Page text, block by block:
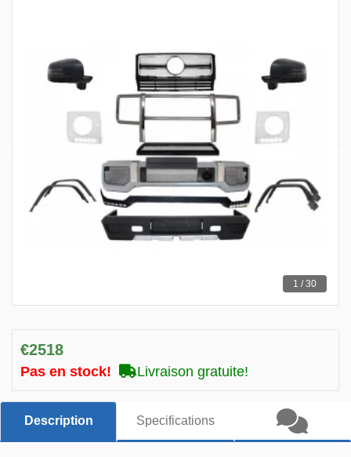
1 / 30
€2518
Pas en stock! Livraison gratuite!
Description Specifications